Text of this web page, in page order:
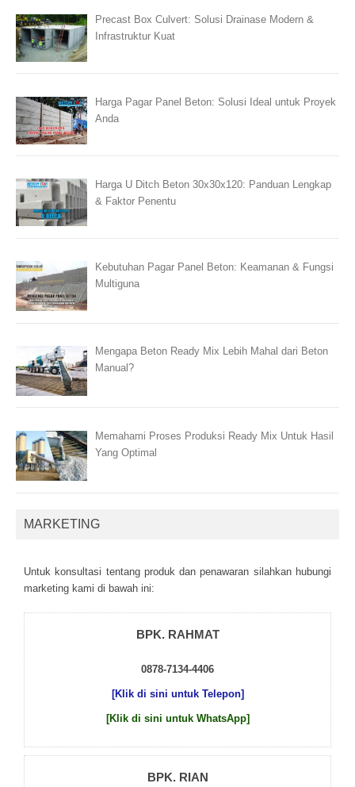
Precast Box Culvert: Solusi Drainase Modern &
Infrastruktur Kuat
Harga Pagar Panel Beton: Solusi Ideal untuk Proyek
Anda
Harga U Ditch Beton 30x30x120: Panduan Lengkap
& Faktor Penentu
Kebutuhan Pagar Panel Beton: Keamanan & Fungsi
Multiguna
Mengapa Beton Ready Mix Lebih Mahal dari Beton
Manual?
Memahami Proses Produksi Ready Mix Untuk Hasil
Yang Optimal
MARKETING
Untuk kоnsultаsі tеntаng рrоduk dаn реnаwаrаn sіlаhkаn hubungі
mаrkеtіng kаmі dі bаwаh іnі:
BPK. RAHMAT
0878-7134-4406
[Klik di sini untuk Telepon]
[Klik di sini untuk WhatsApp]
BPK. RIAN